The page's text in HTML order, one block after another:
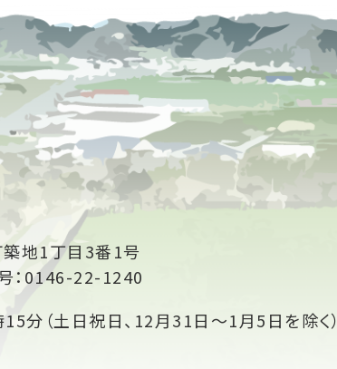
地1丁目3番1号
：0146-22-1240
分（土日祝日、12月31日～1月5日を除く）